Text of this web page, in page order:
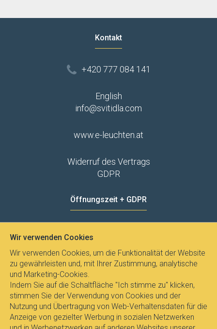
Kontakt
+420 777 084 141
English
info@svitidla.com
www.e-leuchten.at
Widerruf des Vertrags
GDPR
Öffnungszeit + GDPR
Wir verwenden Cookies
Wir verwenden Cookies, um die Funktionalität der Website
zu gewährleisten und, mit Ihrer Zustimmung, analytische
und Marketing-Cookies.
Indem Sie auf die Schaltfläche "Ich stimme zu" klicken,
stimmen Sie der Verwendung von Cookies und der
Nutzung und Übertragung von Web-Verhaltensdaten für die
Anzeige von gezielter Werbung in sozialen Netzwerken